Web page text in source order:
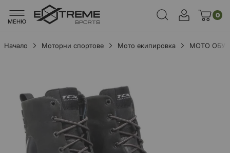
МЕНЮ
0
Начало Моторни спортове Мото екипировка
МОТО
галерията
изображенията